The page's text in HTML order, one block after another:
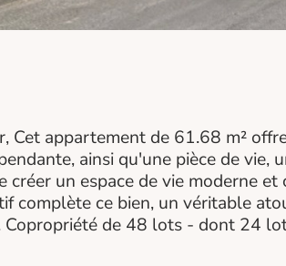
Cet appartement de 61.68 m²
ainsi qu'une pièce de
un espace de vie moderne
complète ce bien, un véritable
Copropriété de 48 lots - dont 24